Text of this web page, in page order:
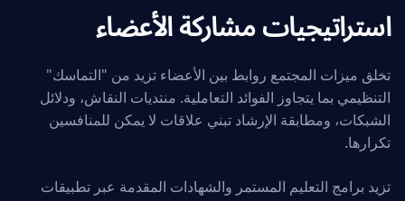
استراتيجيات مشاركة الأعضاء
تخلق ميزات المجتمع روابط بين الأعضاء تزيد من "التماسك"
التنظيمي بما يتجاوز الفوائد التعاملية. منتديات النقاش، ودلائل
الشبكات، ومطابقة الإرشاد تبني علاقات لا يمكن للمنافسين
تكرارها.
تزيد برامج التعليم المستمر والشهادات المقدمة عبر تطبيقات